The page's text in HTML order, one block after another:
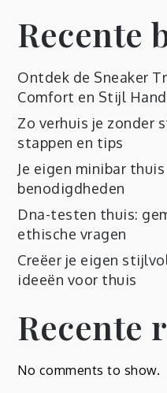
Recente
Ontdek de Sneaker
Comfort en Stijl
Zo verhuis je zonder
stappen en tips
Je eigen minibar
benodigdheden
Dna-testen thuis:
ethische vragen
Creëer je eigen
ideeën voor thuis
Recente
No comments to show.